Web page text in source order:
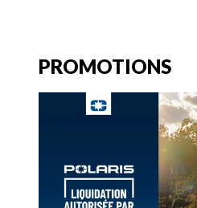
PROMOTIONS